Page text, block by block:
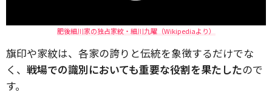
肥後細川家の独占家紋・細川九曜（Wikipediaより）
旗印や家紋は、各家の誇りと伝統を象徴するだけでな
く、 戦場での識別においても重要な役割を果たしたので
す。